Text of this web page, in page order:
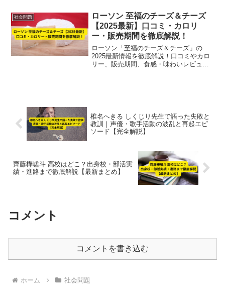
す。
社会問題
ローソン 至福のチーズ＆チーズ
【2025最新】口コミ・カロリ
ー・販売期間を徹底解説！
ローソン「至福のチーズ＆チーズ」の
2025最新情報を徹底解説！口コミやカロ
リー、販売期間、食感・味わいレビュ
椎名へきる しくじり先生で語った失敗と
教訓｜声優・歌手活動の波乱と再起エピ
ソード【完全解説】
齊藤樺嵯斗 高校はどこ？出身校・部活実
績・進路まで徹底解説【最新まとめ】
コメント
コメントを書き込む
ホーム 社会問題